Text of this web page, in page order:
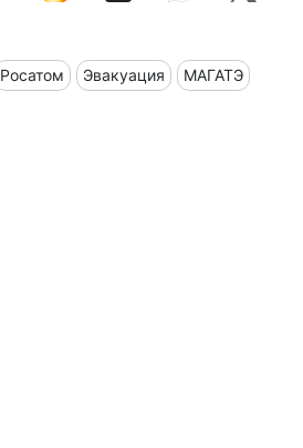
Росатом Эвакуация МАГАТЭ